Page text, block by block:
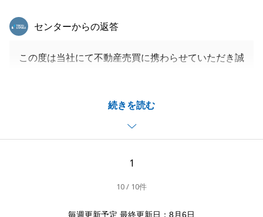
続きを読む
東急リバブル
センターからの返答
この度は当社にて不動産売買に携わらせていただき誠
分自身も好きになってしまうような物件でしたので、
この物件の魅力をなんとか誰かにわかってもらいたい
と考えておりました。
色々とご協力をいただきまして本当にありがとうござ
1
10 / 10件
毎週更新予定 最終更新日：8月6日